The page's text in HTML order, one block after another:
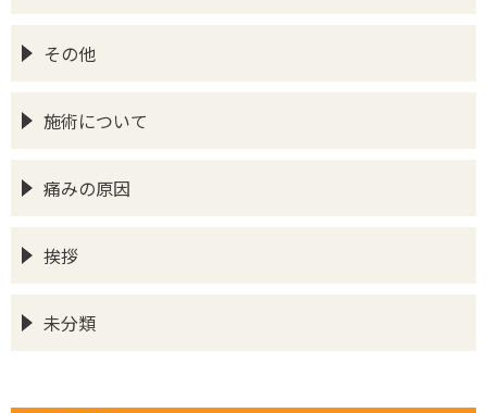
その他
施術について
痛みの原因
挨拶
未分類